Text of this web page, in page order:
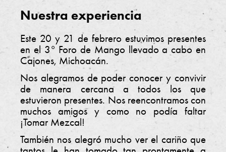
a
ci
ó
n
y
C
e
rt
if
Nuestra experiencia
Este 20 y 21 de febrero estuvimos presentes
en el 3° Foro de Mango llevado a cabo en
Cajones, Michoacán.
Nos alegramos de poder conocer y convivir
de manera cercana a todos los que
estuvieron presentes. Nos reencontramos con
muchos amigos y como no podía faltar
¡Tomar Mezcal!
También nos alegró mucho ver el cariño que